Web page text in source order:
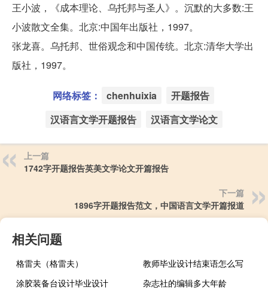
王小波，《成本理论、乌托邦与圣人》。沉默的大多数:王
小波散文全集。北京:中国年出版社，1997。
张龙喜。乌托邦、世俗观念和中国传统。北京:清华大学出
版社，1997。
网络标签： chenhuixia
开题报告
汉语言文学开题报告
汉语言文学论文
上一篇
1742字开题报告英美文学论文开篇报告
下一篇
1896字开题报告范文，中国语言文学开篇报道
相关问题
格雷夫（格雷夫）
教师毕业设计结束语怎么写
涂胶装备台设计毕业设计
杂志社的编辑多大年龄